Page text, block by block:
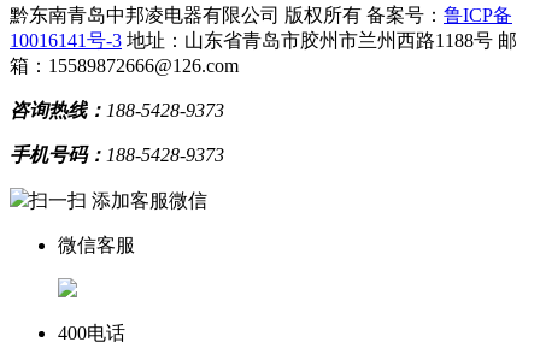
黔东南青岛中邦凌电器有限公司 版权所有 备案号： 鲁ICP备
10016141号-3 地址：山东省青岛市胶州市兰州西路1188号 邮
箱：15589872666@126.com
咨询热线： 188-5428-9373
手机号码： 188-5428-9373
扫一扫 添加客服微信
微信客服
400电话